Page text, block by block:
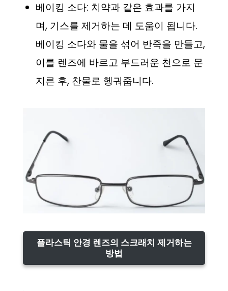
베이킹 소다: 치약과 같은 효과를 가지
며, 기스를 제거하는 데 도움이 됩니다.
베이킹 소다와 물을 섞어 반죽을 만들고,
이를 렌즈에 바르고 부드러운 천으로 문
지른 후, 찬물로 헹궈줍니다.
플라스틱 안경 렌즈의 스크래치 제거하는
방법